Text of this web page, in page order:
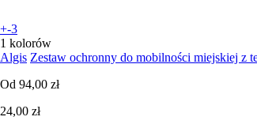
+-3
1 kolorów
Algis Zestaw ochronny do mobilności miejskiej z
Od 94,00 zł
24,00 zł